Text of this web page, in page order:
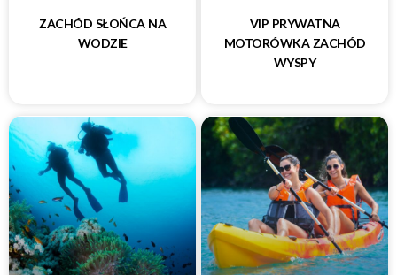
ZACHÓD SŁOŃCA NA
WODZIE
VIP PRYWATNA
MOTORÓWKA ZACHÓD
WYSPY